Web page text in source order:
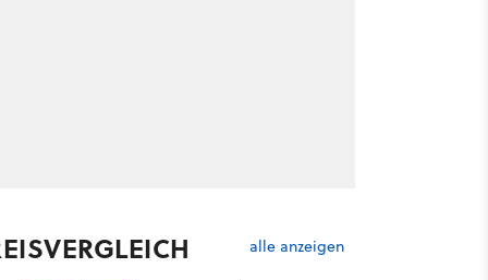
alle anzeigen